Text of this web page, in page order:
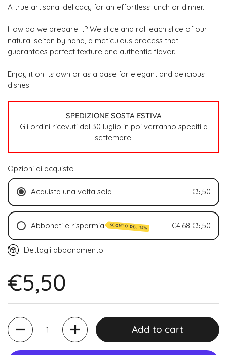
A true artisanal delicacy for an effortless lunch or dinner.
How do we prepare it? We slice and roll each slice of our
natural seitan by hand, a meticulous process that
guarantees perfect texture and authentic flavor.
Enjoy it on its own or as a base for elegant and delicious
dishes.
SPEDIZIONE SOSTA ESTIVA
Gli ordini ricevuti dal 30 luglio in poi verranno spediti a
settembre.
Opzioni di acquisto
Acquista una volta sola €5,50
Abbonati e risparmia SCONTO DEL 15% €4,68 €5,50
Ogni 2 settimane (15% di sconto)
Ogni 6 settimane (15% di sconto)
Dettagli abbonamento
€5,50
Quantity
Add to cart